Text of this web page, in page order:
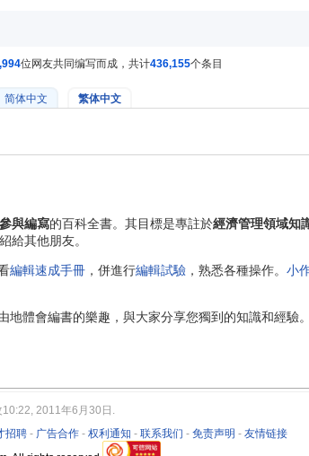
位网友共同编写而成，共计436,155个条目
简体中文 繁体中文
與編寫的百科全書。其目標是專註於經濟管理領域知
給其他朋友。
編輯速成手冊 ，併進行編輯試驗 ，熟悉各種操作。 小
會編書的樂趣，與大家分享您獨到的知識和經驗。
2011年6月30日.
招聘 - 广告合作 - 权利通知 - 联系我们 - 免责声明 - 友情链接